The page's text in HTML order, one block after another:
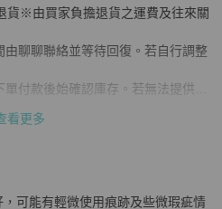
貨※由買家負擔退貨之運費及往來關
聊聊聯絡並等待回復。若自行調整
付款後始確認庫存。若無法提供商
出貨直寄買家地址。
能。
看更多
可能有輕微使用痕跡及些微瑕疵情